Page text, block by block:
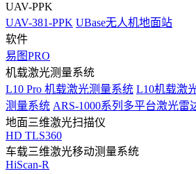
UAV-PPK
UAV-381-PPK UBase无人机地面站
软件
易图PRO
机载激光测量系统
L10 Pro 机载激光测量系统 L10机载激
测量系统 ARS-1000系列多平台激光雷
地面三维激光扫描仪
HD TLS360
车载三维激光移动测量系统
HiScan-R